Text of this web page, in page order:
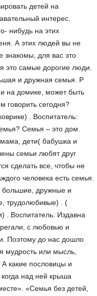
детей на
интерес.
нибудь на этих
А этих людей вы не
знакомы, для вас это
самые дорогие люди.
и дружная семья. Р
на домике, может быть
говорить сегодня?
. Воспитатель:
Семья – это дом.
дети( бабушка и
семьи любят друг
сделать все, чтобы не
человека есть семья.
большие, дружные и
трудолюбивые) . (
. Воспитатель: Издавна
с любовью и
Поэтому до нас дошло
мудрость или мысль,
какие пословицы и
над ней крыша
«Семья без детей,